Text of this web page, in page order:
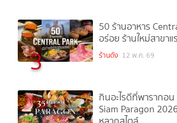
3
50 ร้านอาหาร
อร่อย ร้านใหม่สาขาแ
ร้านดัง 12 พ.ค. 69
กินอะไรดีที่พารากอ
Siam Paragon